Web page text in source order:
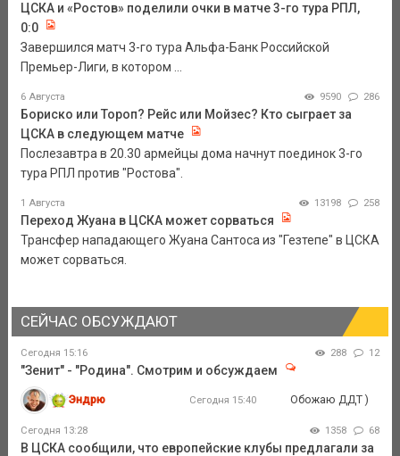
ЦСКА и «Ростов» поделили очки в матче 3-го тура РПЛ,
0:0
Завершился матч 3-го тура Альфа-Банк Российской
Премьер-Лиги, в котором ...
6 Августа 9590 286
Бориско или Тороп? Рейс или Мойзес? Кто сыграет за
ЦСКА в следующем матче
Послезавтра в 20.30 армейцы дома начнут поединок 3-го
тура РПЛ против "Ростова".
1 Августа 13198 258
Переход Жуана в ЦСКА может сорваться
Трансфер нападающего Жуана Сантоса из "Гезтепе" в ЦСКА
может сорваться.
СЕЙЧАС ОБСУЖДАЮТ
Сегодня 15:16 288 12
"Зенит" - "Родина". Смотрим и обсуждаем
Эндрю Сегодня 15:40 Обожаю ДДТ )
Сегодня 13:28 1358 68
В ЦСКА сообщили, что европейские клубы предлагали за